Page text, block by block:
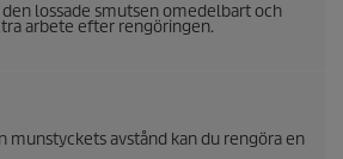
den lossade smutsen omedelbart och
arbete efter rengöringen.
munstyckets avstånd kan du rengöra en